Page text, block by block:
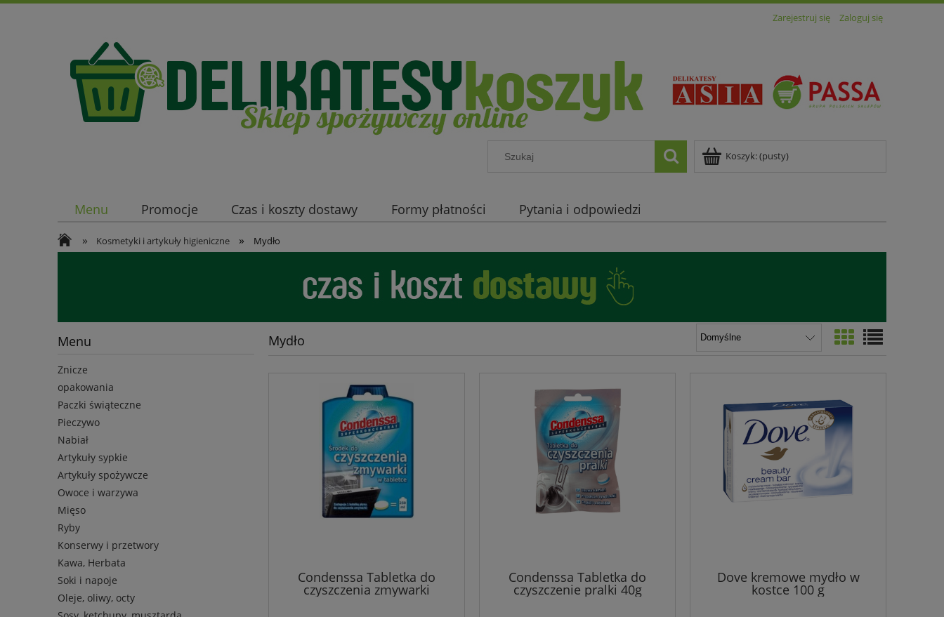
Zarejestruj się Zaloguj się
Koszyk:(pusty)
Menu Promocje Czas i koszty dostawy Formy płatności Pytania i odpowiedzi
» Kosmetyki i artykuły higieniczne » Mydło
Menu
Znicze
opakowania
Paczki świąteczne
Pieczywo
Nabiał
Artykuły sypkie
Artykuły spożywcze
Owoce i warzywa
Mięso
Ryby
Konserwy i przetwory
Kawa, Herbata
Soki i napoje
Oleje, oliwy, octy
Mydło
Condenssa Tabletka do
czyszczenia zmywarki
Condenssa Tabletka do
czyszczenie pralki 40g
Dove kremowe mydło w
kostce 100 g